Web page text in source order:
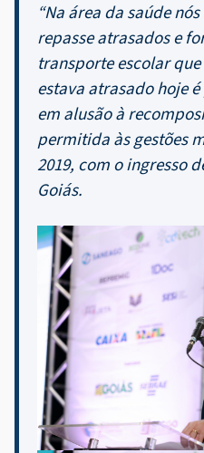
“Na área da saúde
repasse atrasados e
transporte escolar
estava atrasado hoje
em alusão à
permitida às gestões
2019, com o ingresso
Goiás.